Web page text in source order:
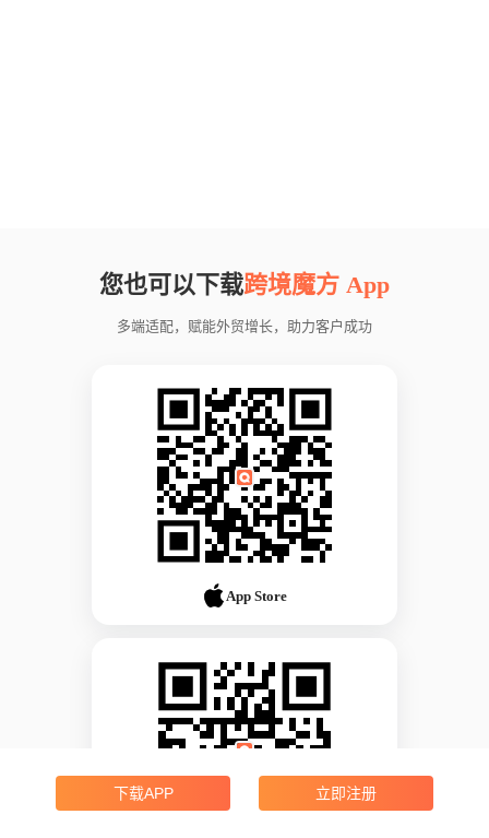
您也可以下载跨境魔方 App
多端适配，赋能外贸增长，助力客户成功
App Store
下载APP 立即注册